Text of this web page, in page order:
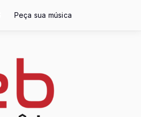
Peça sua música